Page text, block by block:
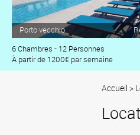
Porto vecchio
6 Chambres - 12 Personnes
À partir de 1200€ par semaine
Accueil >